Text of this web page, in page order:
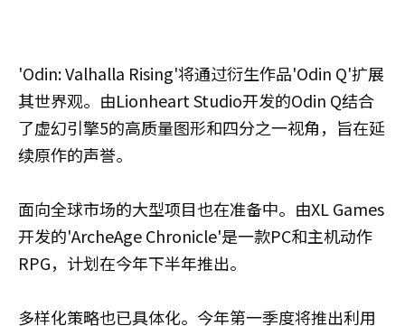
'Odin: Valhalla Rising'将通过衍生作品'Odin Q'扩展
其世界观。由Lionheart Studio开发的Odin Q结合
了虚幻引擎5的高质量图形和四分之一视角，旨在延
续原作的声誉。
面向全球市场的大型项目也在准备中。由XL Games
开发的'ArcheAge Chronicle'是一款PC和主机动作
RPG，计划在今年下半年推出。
多样化策略也已具体化。今年第一季度将推出利用